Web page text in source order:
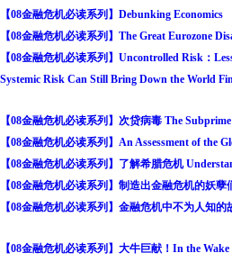
【08金融危机必读系列】Debunking Economics
【08金融危机必读系列】The Great Eurozone
【08金融危机必读系列】Uncontrolled Risk：
Systemic Risk Can Still Bring Down the World
【08金融危机必读系列】次贷病毒 The
【08金融危机必读系列】An Assessment of the
【08金融危机必读系列】了解希腊危机
【08金融危机必读系列】制造出金融危机的妖孽
【08金融危机必读系列】金融危机中不为人知
【08金融危机必读系列】大牛巨献！In the